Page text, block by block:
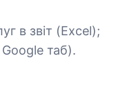
в звіт (Excel);
таб).